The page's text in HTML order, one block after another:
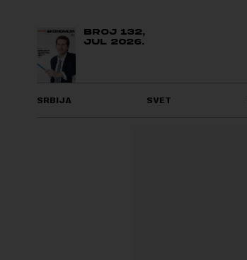
BROJ 132,
JUL 2026.
SRBIJA SVET